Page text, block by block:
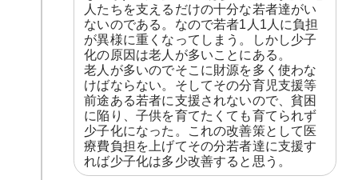
人たちを支えるだけの十分な若者達がい
ないのである。なので若者1人1人に負担
が異様に重くなってしまう。しかし少子
化の原因は老人が多いことにある。
老人が多いのでそこに財源を多く使わな
けばならない。そしてその分育児支援等
前途ある若者に支援されないので、貧困
に陥り、子供を育てたくても育てられず
少子化になった。これの改善策として医
療費負担を上げてその分若者達に支援す
れば少子化は多少改善すると思う。